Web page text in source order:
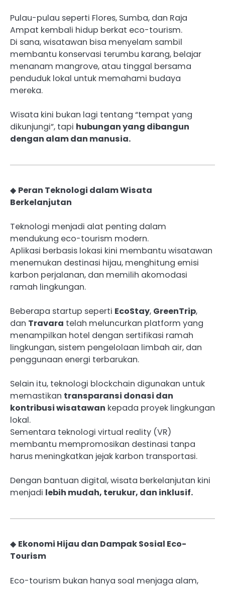
Pulau-pulau seperti Flores, Sumba, dan Raja
Ampat kembali hidup berkat eco-tourism.
Di sana, wisatawan bisa menyelam sambil
membantu konservasi terumbu karang, belajar
menanam mangrove, atau tinggal bersama
penduduk lokal untuk memahami budaya
mereka.
Wisata kini bukan lagi tentang “tempat yang
dikunjungi”, tapi hubungan yang dibangun
dengan alam dan manusia.
◆ Peran Teknologi dalam Wisata
Berkelanjutan
Teknologi menjadi alat penting dalam
mendukung eco-tourism modern.
Aplikasi berbasis lokasi kini membantu wisatawan
menemukan destinasi hijau, menghitung emisi
karbon perjalanan, dan memilih akomodasi
ramah lingkungan.
Beberapa startup seperti EcoStay, GreenTrip,
dan Travara telah meluncurkan platform yang
menampilkan hotel dengan sertifikasi ramah
lingkungan, sistem pengelolaan limbah air, dan
penggunaan energi terbarukan.
Selain itu, teknologi blockchain digunakan untuk
memastikan transparansi donasi dan
kontribusi wisatawan kepada proyek lingkungan
lokal.
Sementara teknologi virtual reality (VR)
membantu mempromosikan destinasi tanpa
harus meningkatkan jejak karbon transportasi.
Dengan bantuan digital, wisata berkelanjutan kini
menjadi lebih mudah, terukur, dan inklusif.
◆ Ekonomi Hijau dan Dampak Sosial Eco-
Tourism
Eco-tourism bukan hanya soal menjaga alam,